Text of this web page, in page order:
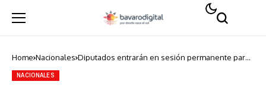
Home Nacionales Diputados entrarán en sesión permanente para
NACIONALES